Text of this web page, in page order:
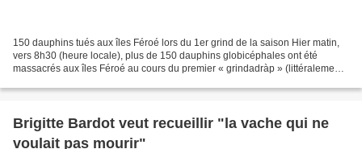
150 dauphins tués aux îles Féroé lors du 1er grind de la saison Hier matin,
vers 8h30 (heure locale), plus de 150 dauphins globicéphales ont été
massacrés aux îles Féroé au cours du premier « grindadràp » (littéralement :
Brigitte Bardot veut recueillir "la vache qui ne
voulait pas mourir"